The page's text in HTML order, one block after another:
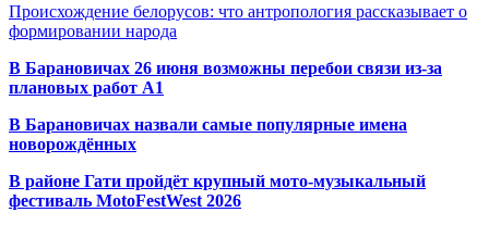
Происхождение белорусов: что антропология рассказывает о
формировании народа
В Барановичах 26 июня возможны перебои связи из-за
плановых работ A1
В Барановичах назвали самые популярные имена
новорождённых
В районе Гати пройдёт крупный мото-музыкальный
фестиваль MotoFestWest 2026